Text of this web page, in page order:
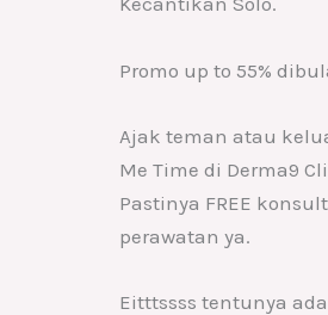
Promo up to 55%
Ajak teman atau
Me Time di Derma9
Pastinya FREE
perawatan ya.
Eitttssss tentunya